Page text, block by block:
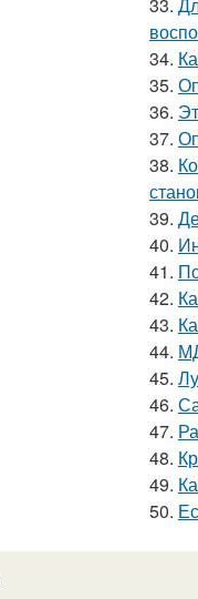
34.
35.
36.
37.
38.
39.
40.
41.
42.
43.
44.
45.
46.
47.
48.
49.
50.